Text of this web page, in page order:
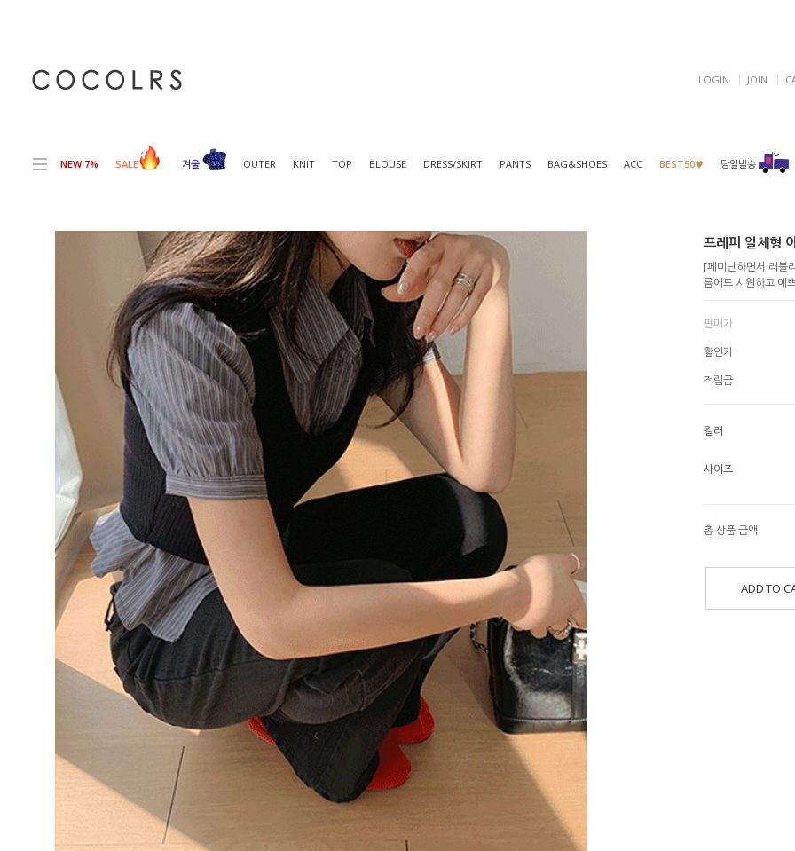
LOGIN JOIN
NEW 7% SALE 겨울 OUTER KNIT TOP BLOUSE DRESS/SKIRT PANTS BAG&SHOES ACC BEST50♥ 당일발송
프레피 일체형
[페미닌하면서 러블
름에도 시원하고 예
판매가
할인가
적립금
컬러
사이즈
총 상품 금액
ADD TO